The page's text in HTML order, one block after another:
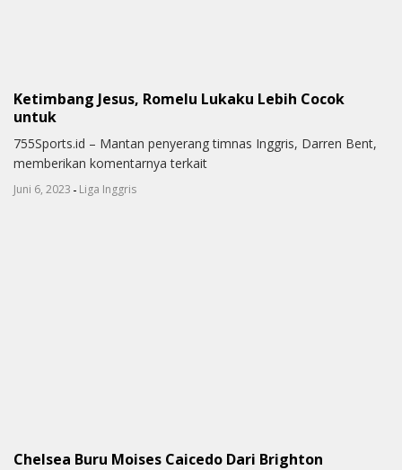
Ketimbang Jesus, Romelu Lukaku Lebih Cocok
untuk
755Sports.id – Mantan penyerang timnas Inggris, Darren Bent,
memberikan komentarnya terkait
Juni 6, 2023 - Liga Inggris
Chelsea Buru Moises Caicedo Dari Brighton